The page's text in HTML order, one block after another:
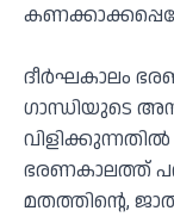
ദീർഘകാലം
ഗാന്ധിയുടെ
ഭരണകാലത്ത്
മതത്തിൻ്റെ,